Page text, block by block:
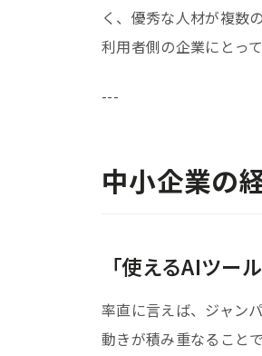
く、優秀な人材が複数
利用者側の企業にとっ
---
中小企業の
「使えるAIツー
率直に言えば、ジャン
動きが積み重なること